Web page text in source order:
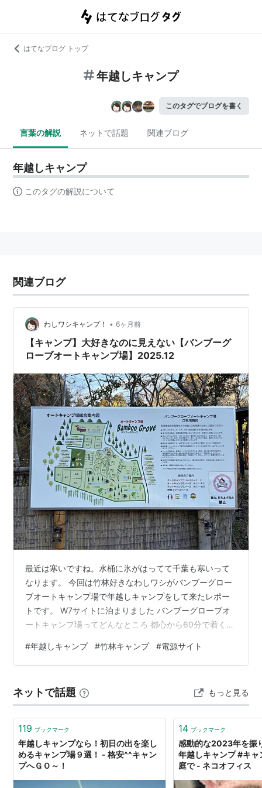
はてなブログ トップ
年越しキャンプ
このタグでブログを書く
言葉の解説 ネットで話題 関連ブログ
年越しキャンプ
このタグの解説について
関連ブログ
わしワシキャンプ！ • 6ヶ月前
【キャンプ】大好きなのに見えない【バンブーグ
ローブオートキャンプ場】2025.12
最近は寒いですね。水桶に氷がはってて千葉も寒いって
なります。 今回は竹林好きなわしワシがバンブーグロー
ブオートキャンプ場で年越しキャンプをして来たレポー
トです。 W7サイトに泊まりました バンブーグローブオ
ートキャンプ場ってどんなところ 都心から60分で着く千
アとプライベート感のある竹林エリアでキャンプが楽し
めます。 良かった所 ウッドデッキが広め&電源サイト ウ
ベート感が高い きれいなトイレ（男女別でウォシュレッ
ト） サイトからも近い 温水の出る炊事場（洗剤、スポン
ジあり） 炊事場もトイレも…
#年越しキャンプ #竹林キャンプ #電源サイト
ネットで話題 もっと見る
119 ブックマーク
年越しキャンプなら！初日の出を楽し
めるキャンプ場９選！ - 格安^^キャン
プへＧＯ～！
14 ブックマーク
感動的な2023年を振
年越しキャンプ #キ
庭で - ネコオフィス